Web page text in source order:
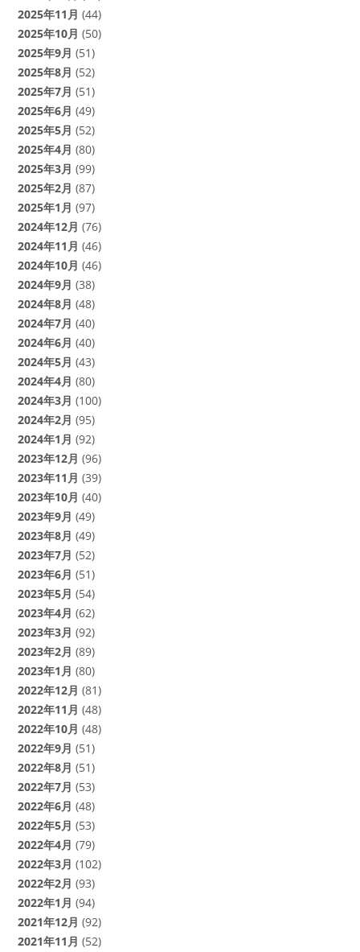
2025年11月 (44)
2025年10月 (50)
2025年9月 (51)
2025年8月 (52)
2025年7月 (51)
2025年6月 (49)
2025年5月 (52)
2025年4月 (80)
2025年3月 (99)
2025年2月 (87)
2025年1月 (97)
2024年12月 (76)
2024年11月 (46)
2024年10月 (46)
2024年9月 (38)
2024年8月 (48)
2024年7月 (40)
2024年6月 (40)
2024年5月 (43)
2024年4月 (80)
2024年3月 (100)
2024年2月 (95)
2024年1月 (92)
2023年12月 (96)
2023年11月 (39)
2023年10月 (40)
2023年9月 (49)
2023年8月 (49)
2023年7月 (52)
2023年6月 (51)
2023年5月 (54)
2023年4月 (62)
2023年3月 (92)
2023年2月 (89)
2023年1月 (80)
2022年12月 (81)
2022年11月 (48)
2022年10月 (48)
2022年9月 (51)
2022年8月 (51)
2022年7月 (53)
2022年6月 (48)
2022年5月 (53)
2022年4月 (79)
2022年3月 (102)
2022年2月 (93)
2022年1月 (94)
2021年12月 (92)
2021年11月 (52)